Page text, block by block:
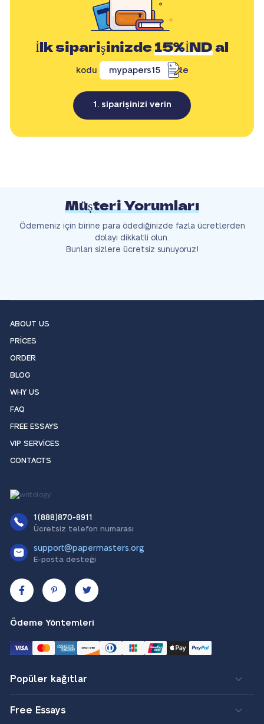
İlk siparişinizde15%İNDal
kodu mypapers15 ile
1. siparişinizi verin
Müşteri Yorumları
Ödemeniz için birine para ödediğinizde fazla ücretlerden
dolayı dikkatli olun.
Bunları sizlere ücretsiz sunuyoruz!
ABOUT US
PRICES
ORDER
BLOG
WHY US
FAQ
FREE ESSAYS
VIP SERVICES
CONTACTS
1(888)870-8911
Ücretsiz telefon numarası
support@papermasters.org
E-posta desteği
Ödeme Yöntemleri
Popüler kağıtlar
Free Essays